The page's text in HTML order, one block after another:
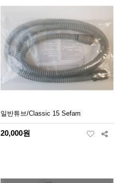
일반튜브/Classic 15 Sefam
20,000원